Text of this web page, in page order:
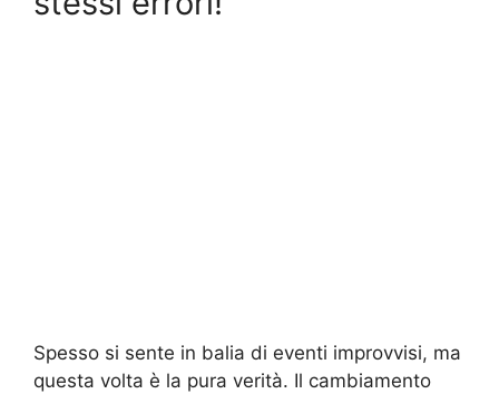
Spesso si sente in balia di eventi improvvisi, ma
questa volta è la pura verità. Il cambiamento